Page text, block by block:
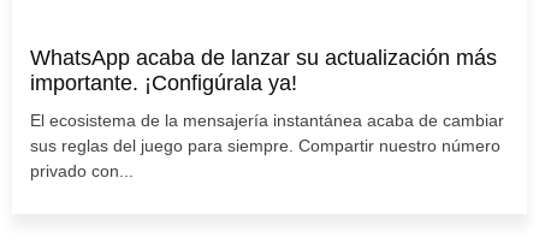
WhatsApp acaba de lanzar su actualización más
importante. ¡Configúrala ya!
El ecosistema de la mensajería instantánea acaba de cambiar
sus reglas del juego para siempre. Compartir nuestro número
privado con...